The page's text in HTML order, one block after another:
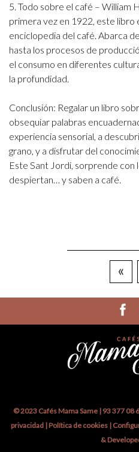
5. Todo sobre el café – William
primera vez en 1922, este libro
enciclopedia del café. Abarca
hasta los procesos de
el consumo en diferentes
la profundidad.
Conclusión: Regalar un libro
obsequiar palabras
experiencia sensorial, a
grano, y a disfrutar del
Este Sant Jordi, sorprende con
despiertan… y saben a café.
«
© 2023 Cafés Mama Same | 93 377 08
privacidad| Política de cookies |
&